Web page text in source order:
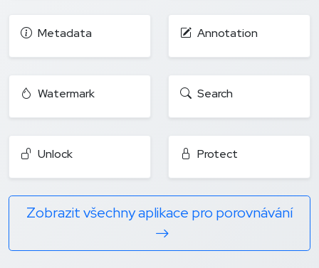
Metadata Annotation
Watermark Search
Unlock Protect
Zobrazit všechny aplikace pro porovnávání